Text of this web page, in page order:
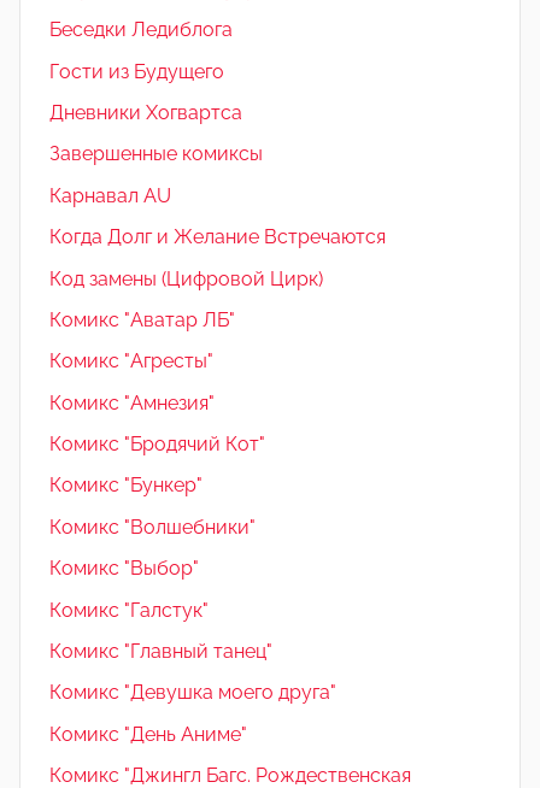
Беседки Ледиблога
Гости из Будущего
Дневники Хогвартса
Завершенные комиксы
Карнавал AU
Когда Долг и Желание Встречаются
Код замены (Цифровой Цирк)
Комикс "Аватар ЛБ"
Комикс "Агресты"
Комикс "Амнезия"
Комикс "Бродячий Кот"
Комикс "Бункер"
Комикс "Волшебники"
Комикс "Выбор"
Комикс "Галстук"
Комикс "Главный танец"
Комикс "Девушка моего друга"
Комикс "День Аниме"
Комикс "Джингл Багс. Рождественская